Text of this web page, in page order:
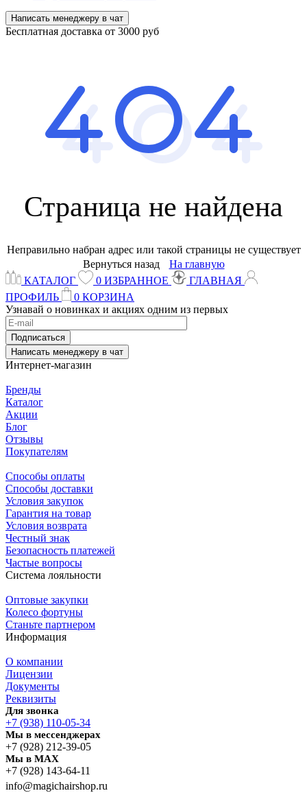
Написать менеджеру в чат
Бесплатная доставка от 3000 руб
Страница не найдена
Неправильно набран адрес или такой страницы не существует
Вернуться назад
На главную
КАТАЛОГ
0 ИЗБРАННОЕ
ГЛАВНАЯ
ПРОФИЛЬ
0 КОРЗИНА
Узнавай о новинках и акциях одним из первых
Подписаться
Написать менеджеру в чат
Интернет-магазин
Бренды
Каталог
Акции
Блог
Отзывы
Покупателям
Способы оплаты
Способы доставки
Условия закупок
Гарантия на товар
Условия возврата
Честный знак
Безопасность платежей
Частые вопросы
Система лояльности
Оптовые закупки
Колесо фортуны
Станьте партнером
Информация
О компании
Лицензии
Документы
Реквизиты
Для звонка
+7 (938) 110-05-34
Мы в мессенджерах
+7 (928) 212-39-05
Мы в MAX
+7 (928) 143-64-11
info@magichairshop.ru